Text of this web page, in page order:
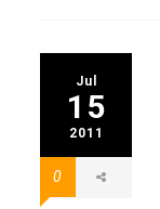
Jul
15
2011
0